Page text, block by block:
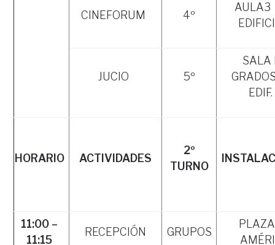
CINEFORUM 4º
AULA3
JUCIO 5º
SALA
HORARIO ACTIVIDADES
2º
TURNO
11:00 –
11:15
RECEPCIÓN GRUPOS